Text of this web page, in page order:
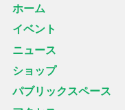
ホーム
イベント
ニュース
ショップ
パブリックスペース